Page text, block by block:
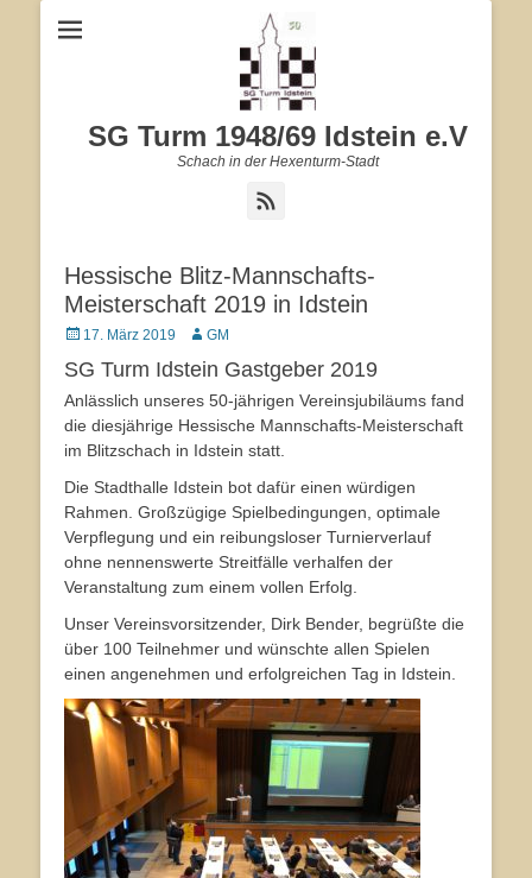
SG Turm 1948/69 Idstein e.V
Schach in der Hexenturm-Stadt
Hessische Blitz-Mannschafts-
Meisterschaft 2019 in Idstein
Veröffentlicht
17. März 2019 Autor
GM
SG Turm Idstein Gastgeber 2019
Anlässlich unseres 50-jährigen Vereinsjubiläums fand
die diesjährige Hessische Mannschafts-Meisterschaft
im Blitzschach in Idstein statt.
Die Stadthalle Idstein bot dafür einen würdigen
Rahmen. Großzügige Spielbedingungen, optimale
Verpflegung und ein reibungsloser Turnierverlauf
ohne nennenswerte Streitfälle verhalfen der
Veranstaltung zum einem vollen Erfolg.
Unser Vereinsvorsitzender, Dirk Bender, begrüßte die
über 100 Teilnehmer und wünschte allen Spielen
einen angenehmen und erfolgreichen Tag in Idstein.